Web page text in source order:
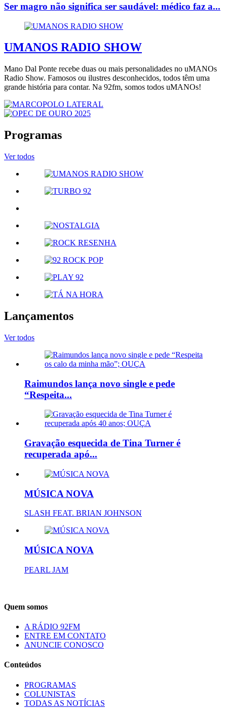
Ser magro não significa ser saudável: médico faz a...
UMANOS RADIO SHOW
Mano Dal Ponte recebe duas ou mais personalidades no uMANOs
Radio Show. Famosos ou ilustres desconhecidos, todos têm uma
grande história para contar. Na 92fm, somos todos uMANOs!
Programas
Ver todos
Lançamentos
Ver todos
Raimundos lança novo single e pede
“Respeita...
Gravação esquecida de Tina Turner é
recuperada apó...
MÚSICA NOVA
SLASH FEAT. BRIAN JOHNSON
MÚSICA NOVA
PEARL JAM
Quem somos
A RÁDIO 92FM
ENTRE EM CONTATO
ANUNCIE CONOSCO
Conteúdos
PROGRAMAS
COLUNISTAS
TODAS AS NOTÍCIAS